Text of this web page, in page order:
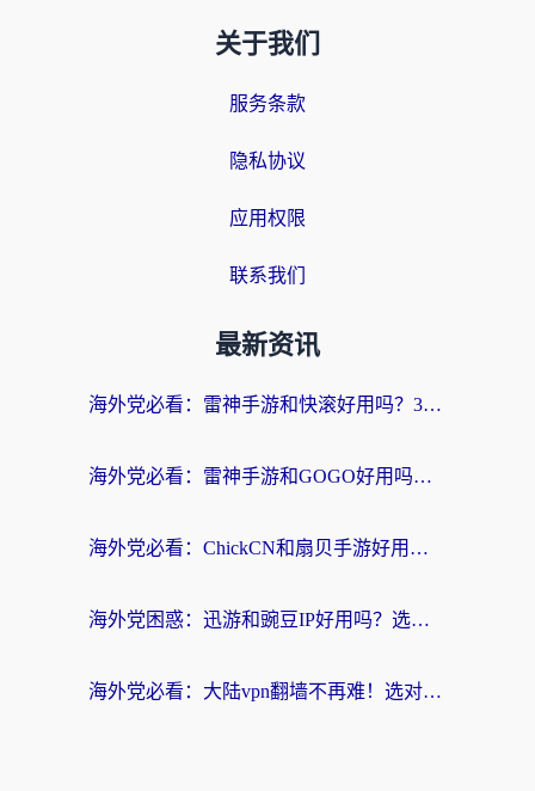
关于我们
服务条款
隐私协议
应用权限
联系我们
最新资讯
海外党必看：雷神手游和快滚好用吗？3步选对回国加速器无缝刷国内资源
海外党必看：雷神手游和GOGO好用吗？3步选对回国加速器，无缝刷剧玩原神
海外党必看：ChickCN和扇贝手游好用吗？3步选对回国加速器无缝刷国内资源
海外党困惑：迅游和豌豆IP好用吗？选对回国加速器，刷剧游戏再也不卡
海外党必看：大陆vpn翻墙不再难！选对加速器，无缝刷国内资源